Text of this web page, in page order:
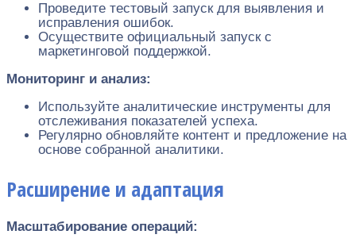
Проведите тестовый запуск для выявления и
исправления ошибок.
Осуществите официальный запуск с
маркетинговой поддержкой.
Мониторинг и анализ:
Используйте аналитические инструменты для
отслеживания показателей успеха.
Регулярно обновляйте контент и предложение на
основе собранной аналитики.
Расширение и адаптация
Масштабирование операций: